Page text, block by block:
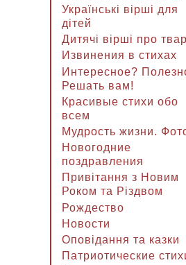
Українські вірші для
дітей
Дитячі вірші про
Извинения в стихах
Интересное?
Решать вам!
Красивые стихи обо
всем
Мудрость жизни.
Новогодние
поздравления
Привітання з Новим
Роком та Різдвом
Рождество
Новости
Оповідання та казки
Патриотические